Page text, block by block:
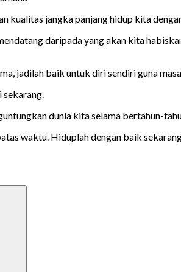
jangka panjang hidup kita
daripada yang akan kita
jadilah baik untuk diri sendiri guna
sekarang.
dunia kita selama bertahun-
waktu. Hiduplah dengan baik